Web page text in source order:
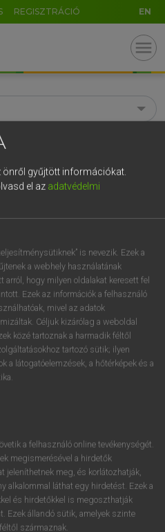
REGISZTRÁCIÓ EN
menu
önről gyűjtött információkat.
el az adatvédelmi
is nevezik. Ezek a
a webhely használatának
arról, hogy milyen oldalakat keresett fel
Ezek az információk a felhasználó
mivel az adatok
Céljuk kizárólag a weboldal
közé tartoznak a harmadik féltől
tartozó sütik; ilyen
a látogatóelemzések, a hőtérképek és a
a felhasználó online tevékenységét.
megismerésével a hirdetők
jeleníthetnek meg, és korlátozhatják,
alkalommal láthat egy hirdetést. Ezek a
és hirdetőkkel is megoszthatják
Ezek állandó sütik, amelyek szinte
származnak.
ö ü ó
o p ő ú
ű
. - AltGr